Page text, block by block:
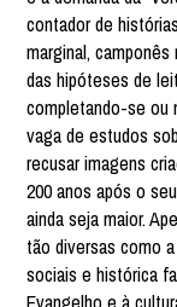
contador de
marginal,
das hipóteses de
completando-se ou
vaga de estudos
recusar imagens
200 anos após o
ainda seja maior.
tão diversas como
sociais e histórica